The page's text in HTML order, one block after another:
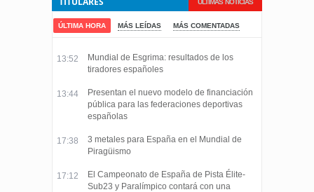
ÚLTIMAS NOTICIAS
ÚLTIMA HORA MÁS LEÍDAS MÁS COMENTADAS
13:52
Mundial de Esgrima: resultados de los
tiradores españoles
13:44
Presentan el nuevo modelo de financiación
pública para las federaciones deportivas
españolas
17:38
3 metales para España en el Mundial de
Piragüismo
17:12
El Campeonato de España de Pista Élite-
Sub23 y Paralímpico contará con una